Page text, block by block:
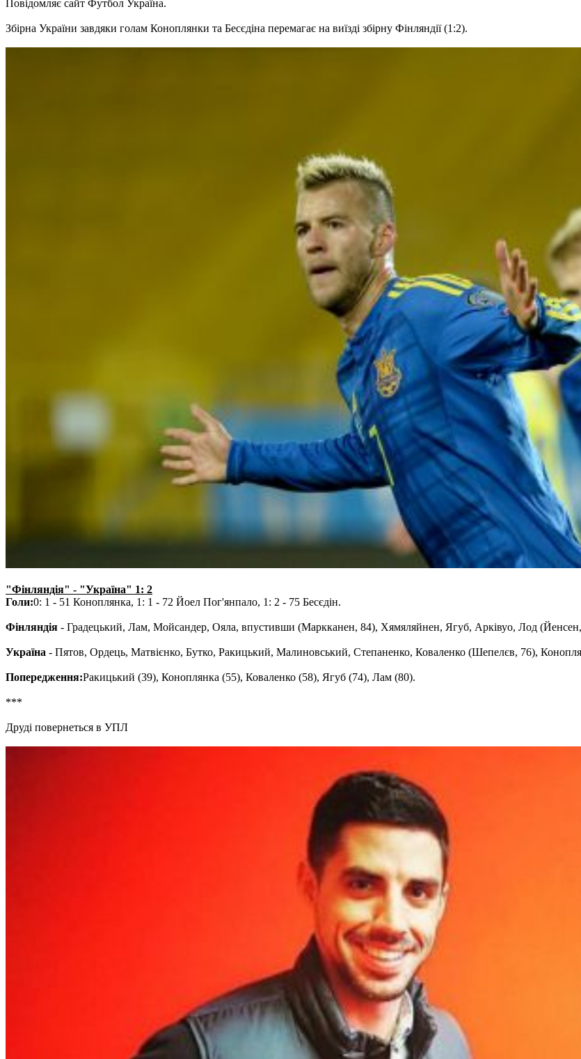
Повідомляє сайт Футбол Україна.
Збірна України завдяки голам Коноплянки та Бесєдіна перемагає на виїзді збірну Фінляндії (1:2).
"Фінляндія" - "Україна" 1: 2
Голи:0: 1 - 51 Коноплянка, 1: 1 - 72 Йоел Пог'янпало, 1: 2 - 75 Бесєдін.
Фінляндія - Градецький, Лам, Мойсандер, Ояла, впустивши (Маркканен, 84), Хямяляйнен, Ягуб, Арківуо, Лод
Україна - Пятов, Ордець, Матвієнко, Бутко, Ракицький, Малиновський, Степаненко, Коваленко (Шепелєв, 76),
Попередження:Ракицький (39), Коноплянка (55), Коваленко (58), Ягуб (74), Лам (80).
***
Друді повернеться в УПЛ